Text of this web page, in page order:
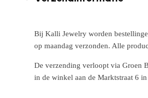
Bij Kalli Jewelry worden
op maandag verzonden. Alle
De verzending verloopt via Groen
in de winkel aan de Marktstraat 6